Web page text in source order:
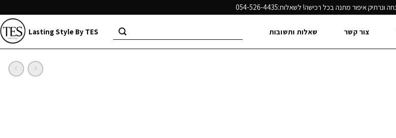
054-526-4435
Lasting Style By TES צור קשר שאלות ותשובות